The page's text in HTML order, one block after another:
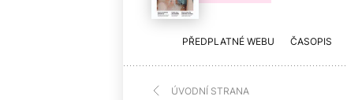
PŘEDPLATNÉ WEBU ČASOPIS
ÚVODNÍ STRANA